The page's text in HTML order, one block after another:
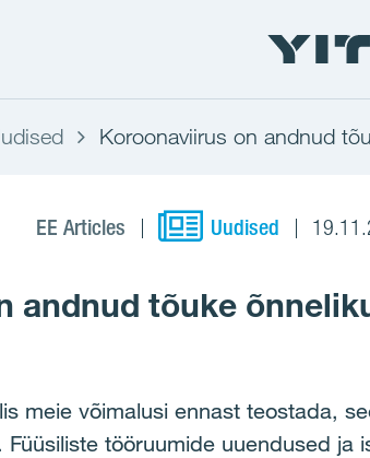
Koroonaviirus on andnud
EE Articles Uudised
andnud tõuke
meie võimalusi ennast teostada,
Füüsiliste tööruumide uuendused